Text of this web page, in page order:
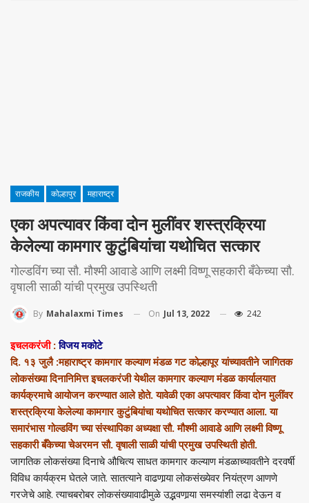
राजकीय कोल्हापुर महाराष्ट्र
एका अपत्यावर किंवा दोन मुलींवर शस्त्रक्रिया
केलेल्या कामगार कुटुंबियांचा यथोचित सत्कार
गोल्डविंग च्या सौ. मौश्मी आवाडे आणि लक्ष्मी विष्णू सहकारी बँकेच्या सौ.
वृषाली साळी यांची प्रमुख उपस्थिती
By Mahalaxmi Times On Jul 13, 2022 242
इचलकरंजी:विजय मकोटे
दि. १३ जुलै :महाराष्ट्र कामगार कल्याण मंडळ गट कोल्हापूर यांच्यावतीने जागितक
लोकसंख्या दिनानिमित्त इचलकरंजी येथील कामगार कल्याण मंडळ कार्यालयात
कार्यक्रमाचे आयोजन करण्यात आले होते. यावेळी एका अपत्यावर किंवा दोन मुलींवर
शस्त्रक्रिया केलेल्या कामगार कुटुंबियांचा यथोचित सत्कार करण्यात आला. या
समारंभास गोल्डविंग च्या संस्थापिका अध्यक्षा सौ. मौश्मी आवाडे आणि लक्ष्मी विष्णू
सहकारी बँकेच्या चेअरमन सौ. वृषाली साळी यांची प्रमुख उपस्थिती होती.
जागतिक लोकसंख्या दिनाचे औचित्य साधत कामगार कल्याण मंडळाच्यावतीने दरवर्षी
विविध कार्यक्रम घेतले जाते. सातत्याने वाढणार्‍या लोकसंख्येवर नियंत्रण आणणे
गरजेचे आहे. त्याचबरोबर लोकसंख्यावाढीमुळे उद्भवणार्‍या समस्यांशी लढा देऊन व